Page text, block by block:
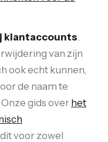
klantaccounts.
van zijn
ook echt kunnen,
de naam te
gids overhet
voor zowel